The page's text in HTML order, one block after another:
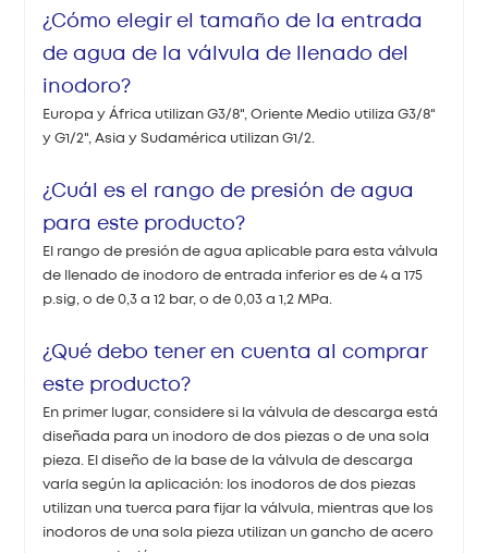
¿Cómo elegir el tamaño de la entrada
de agua de la válvula de llenado del
inodoro?
Europa y África utilizan G3/8", Oriente Medio utiliza G3/8"
y G1/2", Asia y Sudamérica utilizan G1/2.
¿Cuál es el rango de presión de agua
para este producto?
El rango de presión de agua aplicable para esta válvula
de llenado de inodoro de entrada inferior es de 4 a 175
p.sig, o de 0,3 a 12 bar, o de 0,03 a 1,2 MPa.
¿Qué debo tener en cuenta al comprar
este producto?
En primer lugar, considere si la válvula de descarga está
diseñada para un inodoro de dos piezas o de una sola
pieza. El diseño de la base de la válvula de descarga
varía según la aplicación: los inodoros de dos piezas
utilizan una tuerca para fijar la válvula, mientras que los
inodoros de una sola pieza utilizan un gancho de acero